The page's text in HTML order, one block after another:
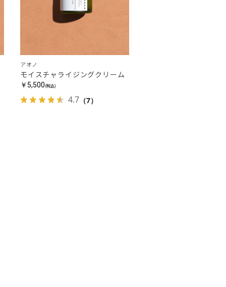
アオノ
モイスチャライジングクリーム
￥5,500(税込)
4.7（7）